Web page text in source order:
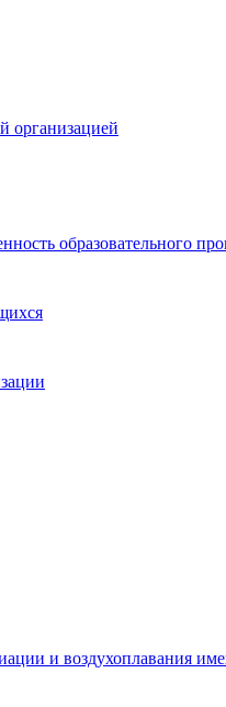
организацией
образовательного
и воздухоплавания